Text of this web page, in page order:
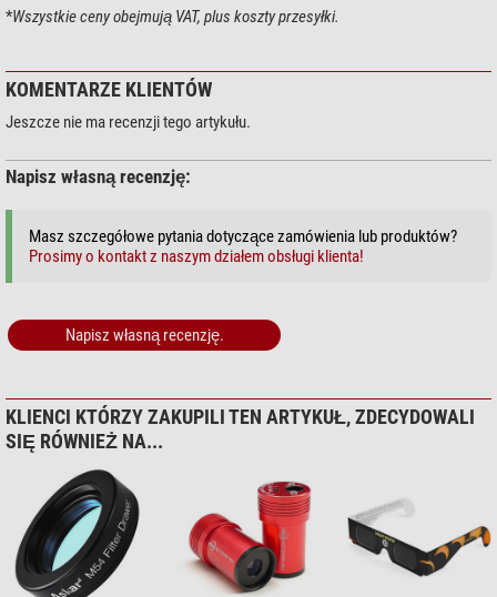
Off-axis-guider
Pierścień dostrajający do M54
*Wszystkie ceny obejmują VAT, plus koszty przesyłki.
KOMENTARZE KLIENTÓW
Jeszcze nie ma recenzji tego artykułu.
Napisz własną recenzję:
Masz szczegółowe pytania dotyczące zamówienia lub produktów?
Prosimy o kontakt z naszym działem obsługi klienta!
Napisz własną recenzję.
KLIENCI KTÓRZY ZAKUPILI TEN ARTYKUŁ, ZDECYDOWALI
SIĘ RÓWNIEŻ NA...